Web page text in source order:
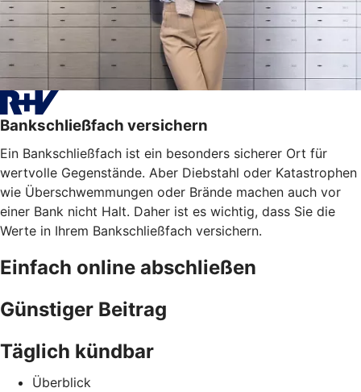
Bankschließfach versichern
Ein Bankschließfach ist ein besonders sicherer Ort für
wertvolle Gegenstände. Aber Diebstahl oder Katastrophen
wie Überschwemmungen oder Brände machen auch vor
einer Bank nicht Halt. Daher ist es wichtig, dass Sie die
Werte in Ihrem Bankschließfach versichern.
Einfach online abschließen
Günstiger Beitrag
Täglich kündbar
Überblick